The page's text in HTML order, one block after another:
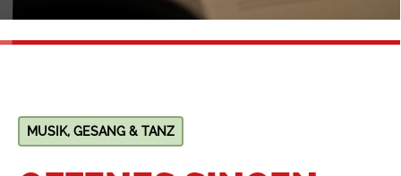
MUSIK, GESANG & TANZ